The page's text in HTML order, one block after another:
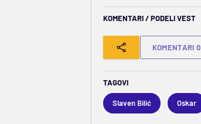
KOMENTARI / PODELI VEST
KOMENTARI 0
TAGOVI
Slaven Bilić Oskar